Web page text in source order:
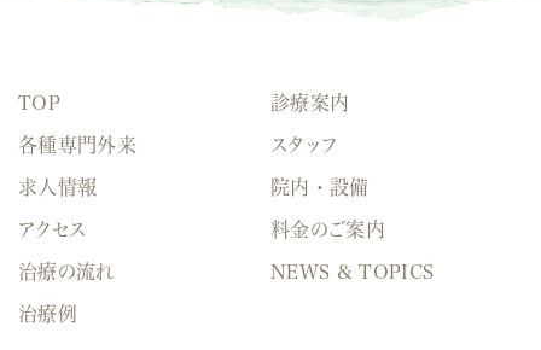
TOP 診療案内
各種専門外来 スタッフ
求人情報 院内・設備
アクセス 料金のご案内
治療の流れ NEWS & TOPICS
治療例